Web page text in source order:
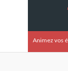
Animez vos